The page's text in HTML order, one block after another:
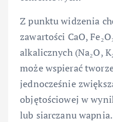
Z punktu widzenia
zawartości CaO,
alkalicznych (Na₂O,
może wspierać
jednocześnie
objętościowej w
lub siarczanu